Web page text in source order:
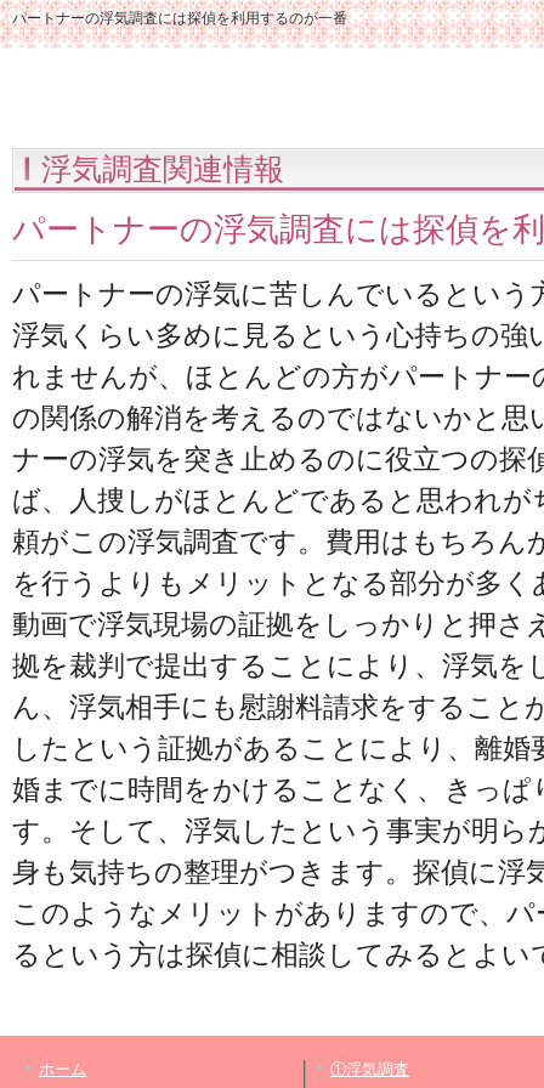
パートナーの浮気調査には探偵を利用するのが一番
浮気調査関連情報
パートナーの浮気調査には探偵を
パートナーの浮気に苦しんでいるという
浮気くらい多めに見るという心持ちの
れませんが、ほとんどの方がパートナー
の関係の解消を考えるのではないかと
ナーの浮気を突き止めるのに役立つの探
ば、人捜しがほとんどであると思われ
頼がこの浮気調査です。費用はもちろん
を行うよりもメリットとなる部分が多
動画で浮気現場の証拠をしっかりと押さ
拠を裁判で提出することにより、浮気を
ん、浮気相手にも慰謝料請求をすること
したという証拠があることにより、離
婚までに時間をかけることなく、きっ
す。そして、浮気したという事実が明ら
身も気持ちの整理がつきます。探偵に浮
このようなメリットがありますので、
るという方は探偵に相談してみるとよい
ホーム
①浮気調査